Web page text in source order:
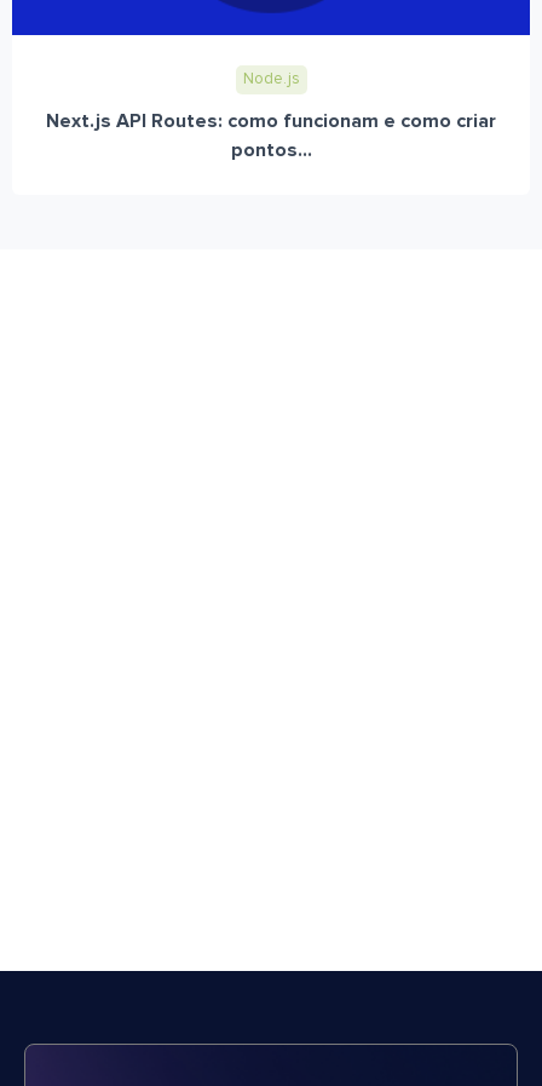
Node.js
Next.js API Routes: como funcionam e como criar
pontos...